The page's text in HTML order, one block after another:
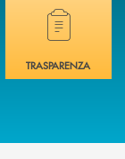
immediata?
Hai bisogno di
TRASPARENZA